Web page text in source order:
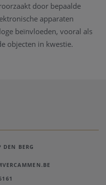
door bepaalde
apparaten
beïnvloeden, vooral als
objecten in kwestie.
DEN BERG